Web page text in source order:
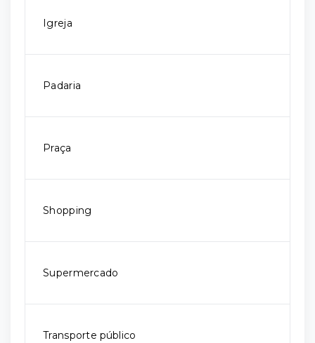
Igreja
Padaria
Praça
Shopping
Supermercado
Transporte público